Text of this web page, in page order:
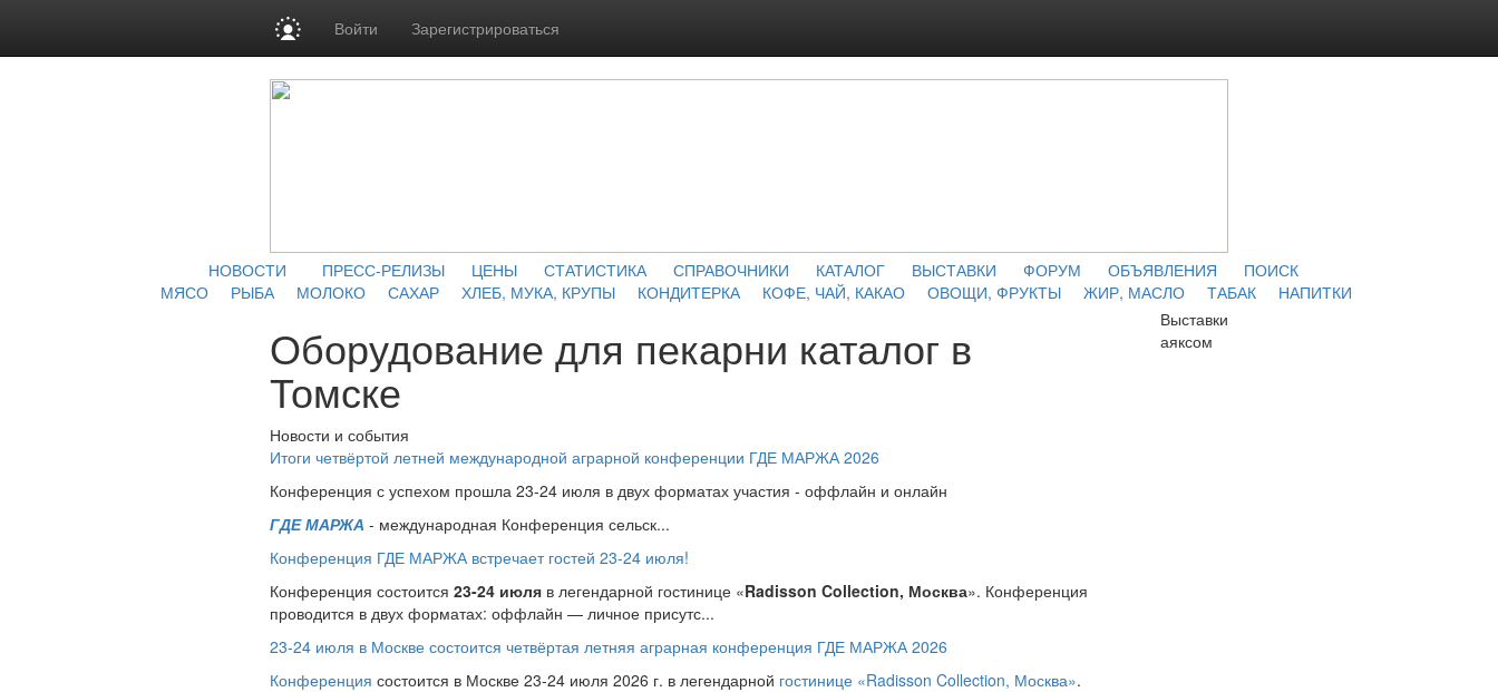
Войти Зарегистрироваться
НОВОСТИ ПРЕСС-РЕЛИЗЫ ЦЕНЫ СТАТИСТИКА СПРАВОЧНИКИ КАТАЛОГ ВЫСТАВКИ ФОРУМ ОБЪЯВЛЕНИЯ
ПОИСК
МЯСО
РЫБА МОЛОКО САХАР ХЛЕБ, МУКА, КРУПЫ КОНДИТЕРКА КОФЕ, ЧАЙ, КАКАО ОВОЩИ, ФРУКТЫ ЖИР, МАСЛО ТАБАК НАПИТКИ
Оборудование для пекарни каталог в
Томске
Новости и события
Итоги четвёртой летней международной аграрной конференции ГДЕ МАРЖА 2026
Конференция с успехом прошла 23-24 июля в двух форматах участия - оффлайн и онлайн
ГДЕ МАРЖА - международная Конференция сельск...
Конференция ГДЕ МАРЖА встречает гостей 23-24 июля!
Конференция состоится 23-24 июля в легендарной гостинице «Radisson Collection, Москва». Конференция
проводится в двух форматах: оффлайн — личное присутс...
23-24 июля в Москве состоится четвёртая летняя аграрная конференция ГДЕ МАРЖА 2026
Конференция состоится в Москве 23-24 июля 2026 г. в легендарной гостинице «Radisson Collection, Москва».
Выставки
аяксом